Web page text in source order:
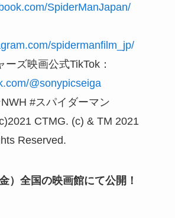
SpiderManJapan/
spidermanfilm_jp/
ズ映画公式TikTok：
@sonypicseiga
#スパイダーマン
CTMG. (c) & TM 2021
Reserved.
）全国の映画館にて公開！